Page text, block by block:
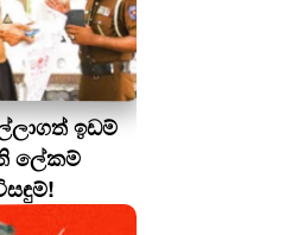
ඉඩම්
ලේකම්